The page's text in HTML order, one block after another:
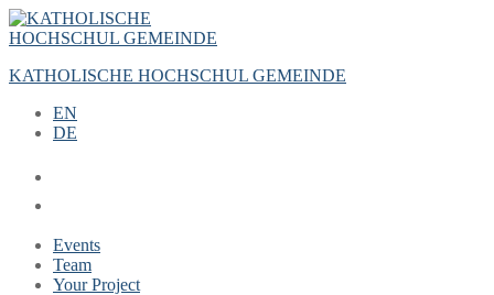
Zum
Inhalt
Menü
Schließen
KATHOLISCHE HOCHSCHUL GEMEINDE
EN
DE
Events
Team
Your Project